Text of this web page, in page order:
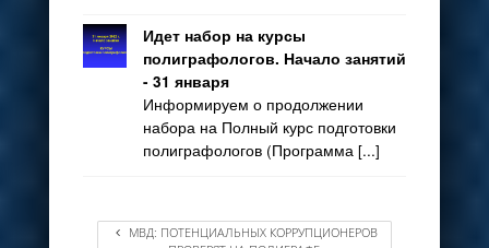
Идет набор на курсы
полиграфологов. Начало занятий
- 31 января
Информируем о продолжении
набора на Полный курс подготовки
полиграфологов (Программа [...]
МВД: ПОТЕНЦИАЛЬНЫХ КОРРУПЦИОНЕРОВ